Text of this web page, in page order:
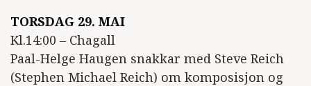
TORSDAG 29. MAI
Kl.14:00 – Chagall
Paal-Helge Haugen snakkar med Steve Reich
(Stephen Michael Reich) om komposisjon og